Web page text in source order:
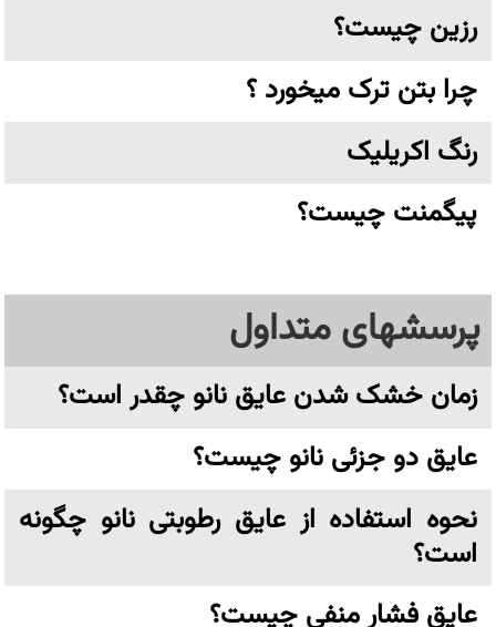
رزین چیست؟
چرا بتن ترک میخورد ؟
رنگ اکریلیک
پیگمنت چیست؟
پرسشهای متداول
زمان خشک شدن عایق نانو چقدر است؟
عایق دو جزئی نانو چیست؟
نحوه استفاده از عایق رطوبتی نانو چگونه
است؟
عایق فشار منفی چیست؟